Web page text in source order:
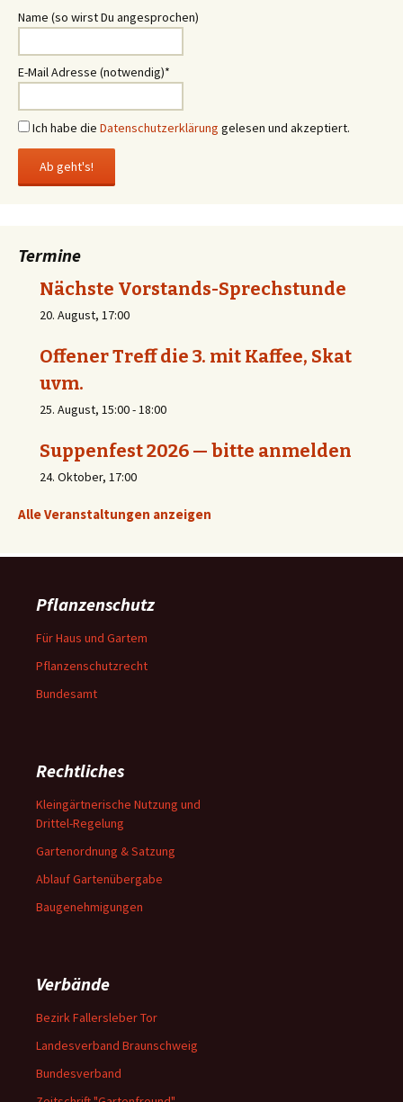
Name (so wirst Du angesprochen)
E-Mail Adresse (notwendig)*
Ich habe die Datenschutzerklärung gelesen und akzeptiert.
Termine
Nächste Vorstands-Sprechstunde
20. August, 17:00
Offener Treff die 3. mit Kaffee, Skat
uvm.
25. August, 15:00-18:00
Suppenfest 2026 — bitte anmelden
24. Oktober, 17:00
Alle Veranstaltungen anzeigen
Pflanzenschutz
Für Haus und Gartem
Pflanzenschutzrecht
Bundesamt
Rechtliches
Kleingärtnerische Nutzung und
Drittel-Regelung
Gartenordnung & Satzung
Ablauf Gartenübergabe
Baugenehmigungen
Verbände
Bezirk Fallersleber Tor
Landesverband Braunschweig
Bundesverband